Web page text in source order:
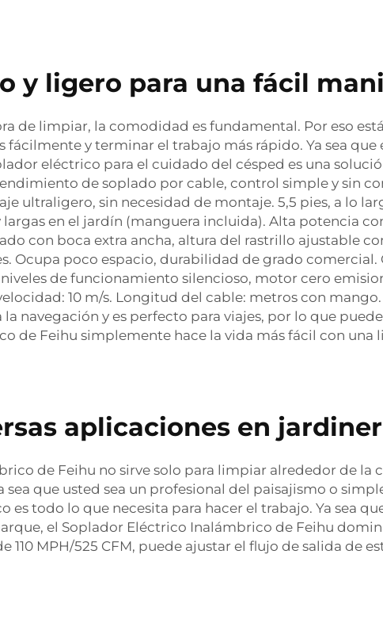
y ligero para una fácil
de limpiar, la comodidad es fundamental. Por eso
fácilmente y terminar el trabajo más rápido. Ya sea
eléctrico para el cuidado del césped es una
de soplado por cable, control simple y sin
ultraligero, sin necesidad de montaje. 5,5 pies, a lo
largas en el jardín (manguera incluida). Alta potencia
con boca extra ancha, altura del rastrillo ajustable
Ocupa poco espacio, durabilidad de grado
de funcionamiento silencioso, motor cero
10 m/s. Longitud del cable: metros con
navegación y es perfecto para viajes, por lo que
de Feihu simplemente hace la vida más fácil con una
aplicaciones en
de Feihu no sirve solo para limpiar alrededor de la
sea que usted sea un profesional del paisajismo o
es todo lo que necesita para hacer el trabajo. Ya sea
el Soplador Eléctrico Inalámbrico de Feihu
110 MPH/525 CFM, puede ajustar el flujo de salida de